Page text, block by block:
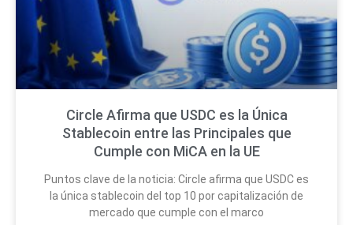
Circle Afirma que USDC es la Única
Stablecoin entre las Principales que
Cumple con MiCA en la UE
Puntos clave de la noticia: Circle afirma que USDC es
la única stablecoin del top 10 por capitalización de
mercado que cumple con el marco